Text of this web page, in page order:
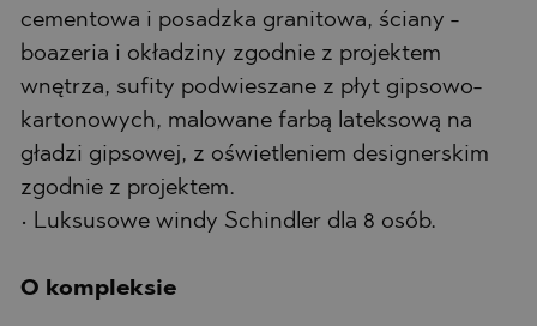
cementowa i posadzka granitowa, ściany -
boazeria i okładziny zgodnie z projektem
wnętrza, sufity podwieszane z płyt gipsowo-
kartonowych, malowane farbą lateksową na
gładzi gipsowej, z oświetleniem designerskim
zgodnie z projektem.
• Luksusowe windy Schindler dla 8 osób.
O kompleksie